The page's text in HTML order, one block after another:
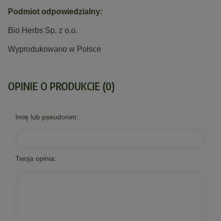
Podmiot odpowiedzialny:
Bio Herbs Sp. z o.o.
Wyprodukowano w Polsce
OPINIE O PRODUKCIE (0)
Imię lub pseudonim:
Twoja opinia: